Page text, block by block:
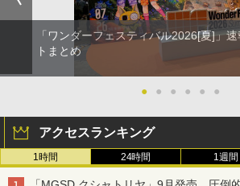
「ワンダーフェスティバル2026[夏]」
トまとめ
● ● ● ● ● ●
アクセスランキング
1時間 24時間 1週間